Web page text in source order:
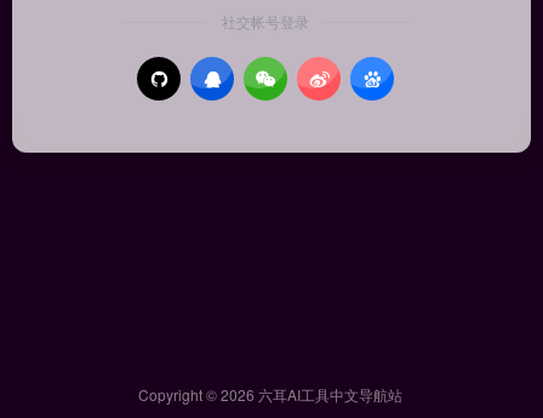
社交帐号登录
Copyright © 2026 六耳AI工具中文导航站